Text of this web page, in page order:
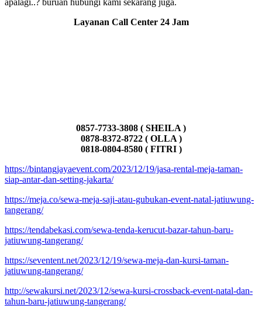
Layanan Call Center 24 Jam
0857-7733-3808 ( SHEILA )
0878-8372-8722 ( OLLA )
0818-0804-8580 ( FITRI )
https://bintangjayaevent.com/2023/12/19/jasa-rental-meja-taman-
siap-antar-dan-setting-jakarta/
https://meja.co/sewa-meja-saji-atau-gubukan-event-natal-jatiuwung-
tangerang/
https://tendabekasi.com/sewa-tenda-kerucut-bazar-tahun-baru-
jatiuwung-tangerang/
https://seventent.net/2023/12/19/sewa-meja-dan-kursi-taman-
jatiuwung-tangerang/
http://sewakursi.net/2023/12/sewa-kursi-crossback-event-natal-dan-
tahun-baru-jatiuwung-tangerang/